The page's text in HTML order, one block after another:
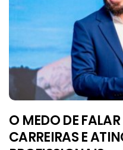
O MEDO DE
CARREIRAS E